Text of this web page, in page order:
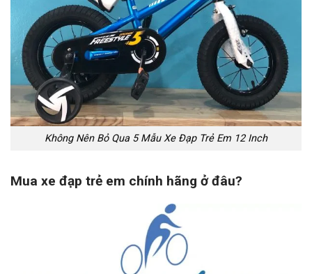
Không Nên Bỏ Qua 5 Mẫu Xe Đạp Trẻ Em 12 Inch
Mua xe đạp trẻ em chính hãng ở đâu?